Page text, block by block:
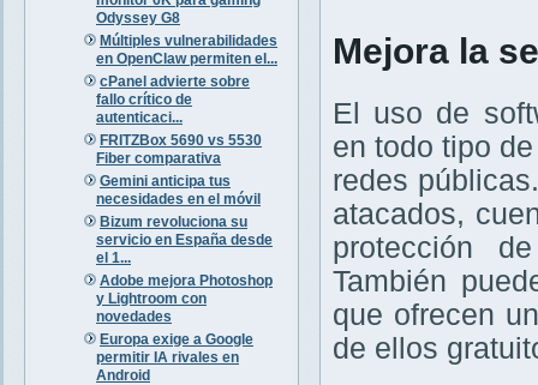
Odyssey G8
Múltiples vulnerabilidades
en OpenClaw permiten el...
cPanel advierte sobre
fallo crítico de
autenticaci...
FRITZBox 5690 vs 5530
Fiber comparativa
Gemini anticipa tus
necesidades en el móvil
Bizum revoluciona su
servicio en España desde
el 1...
Adobe mejora Photoshop
y Lightroom con
novedades
Europa exige a Google
permitir IA rivales en
Android
Mejora la
El uso de
en todo tipo
redes
atacados,
protección
También
que ofrecen
de ellos